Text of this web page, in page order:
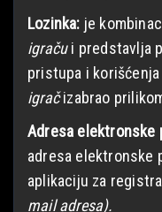
Lozinka: je
igračui predstavlja
pristupa i
igračizabrao
Adresa elektronske
adresa elektronske
aplikaciju za
mail adresa).